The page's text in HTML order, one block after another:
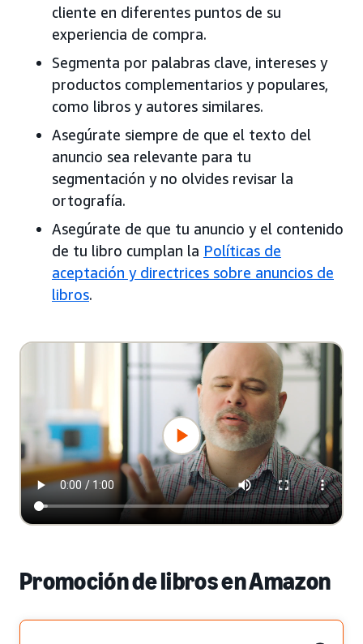
cliente en diferentes puntos de su
experiencia de compra.
Segmenta por palabras clave, intereses y
productos complementarios y populares,
como libros y autores similares.
Asegúrate siempre de que el texto del
anuncio sea relevante para tu
segmentación y no olvides revisar la
ortografía.
Asegúrate de que tu anuncio y el contenido
de tu libro cumplan la Políticas de
aceptación y directrices sobre anuncios de
libros.
Promoción de libros en Amazon